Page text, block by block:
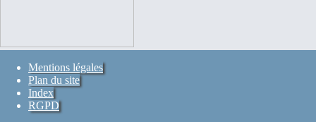
Mentions légales
Plan du site
Index
RGPD